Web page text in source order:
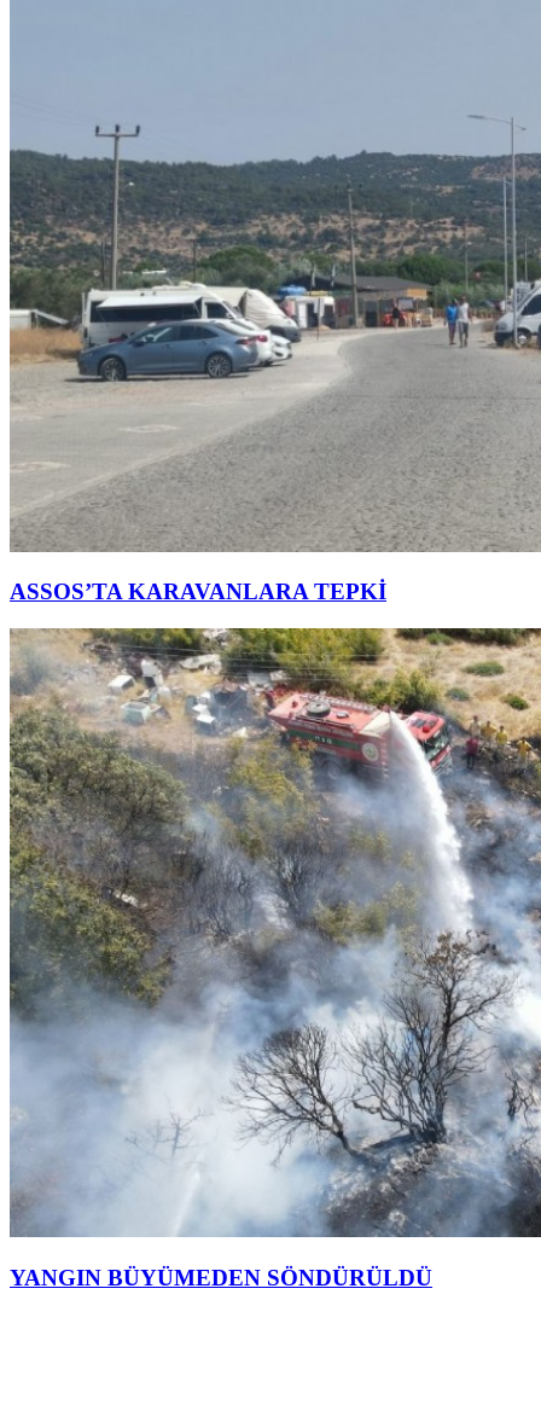
ASSOS’TA KARAVANLARA TEPKİ
YANGIN BÜYÜMEDEN SÖNDÜRÜLDÜ